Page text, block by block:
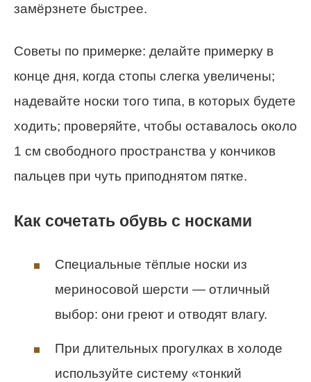
замёрзнете быстрее.
Советы по примерке: делайте примерку в
конце дня, когда стопы слегка увеличены;
надевайте носки того типа, в которых будете
ходить; проверяйте, чтобы оставалось около
1 см свободного пространства у кончиков
пальцев при чуть приподнятом пятке.
Как сочетать обувь с носками
Специальные тёплые носки из
мериносовой шерсти — отличный
выбор: они греют и отводят влагу.
При длительных прогулках в холоде
используйте систему «тонкий